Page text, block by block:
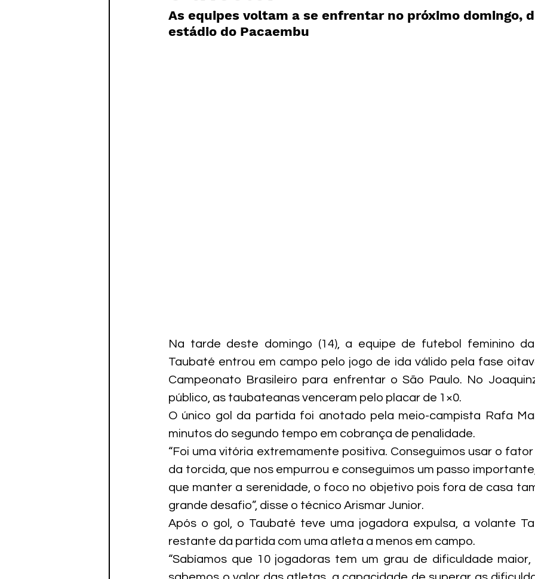
As equipes voltam a se enfrentar no próximo domingo,
estádio do Pacaembu
Na tarde deste domingo (14), a equipe de futebol feminino da
Taubaté entrou em campo pelo jogo de ida válido pela fase
Campeonato Brasileiro para enfrentar o São Paulo. No
público, as taubateanas venceram pelo placar de 1×0.
O único gol da partida foi anotado pela meio-campista Rafa
minutos do segundo tempo em cobrança de penalidade.
“Foi uma vitória extremamente positiva. Conseguimos usar o
da torcida, que nos empurrou e conseguimos um passo
que manter a serenidade, o foco no objetivo pois fora de casa
grande desafio”, disse o técnico Arismar Junior.
Após o gol, o Taubaté teve uma jogadora expulsa, a volante
restante da partida com uma atleta a menos em campo.
“Sabíamos que 10 jogadoras tem um grau de dificuldade